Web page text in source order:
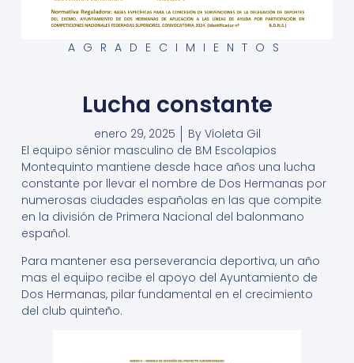
AGRADECIMIENTOS
Lucha constante
enero 29, 2025 ByVioleta Gil
El equipo sénior masculino de BM Escolapios
Montequinto mantiene desde hace años una lucha
constante por llevar el nombre de Dos Hermanas por
numerosas ciudades españolas en las que compite
en la división de Primera Nacional del balonmano
español.
Para mantener esa perseverancia deportiva, un año
mas el equipo recibe el apoyo del Ayuntamiento de
Dos Hermanas, pilar fundamental en el crecimiento
del club quinteño.